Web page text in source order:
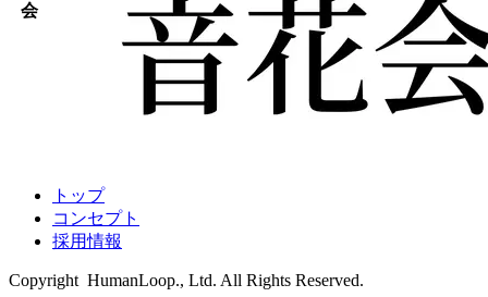
会
トップ
コンセプト
採用情報
Copyright HumanLoop., Ltd. All Rights Reserved.